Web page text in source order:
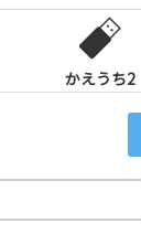
かえうち2